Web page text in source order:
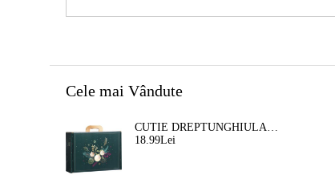
Cele mai Vândute
CUTIE DREPTUNGHIULARA DIN CARTON TIP "VALIZA" NATURA FERMECATA VERDE/AURIE, 34,2 X 25,0 X 11,5 CM, CV053M
18.99Lei